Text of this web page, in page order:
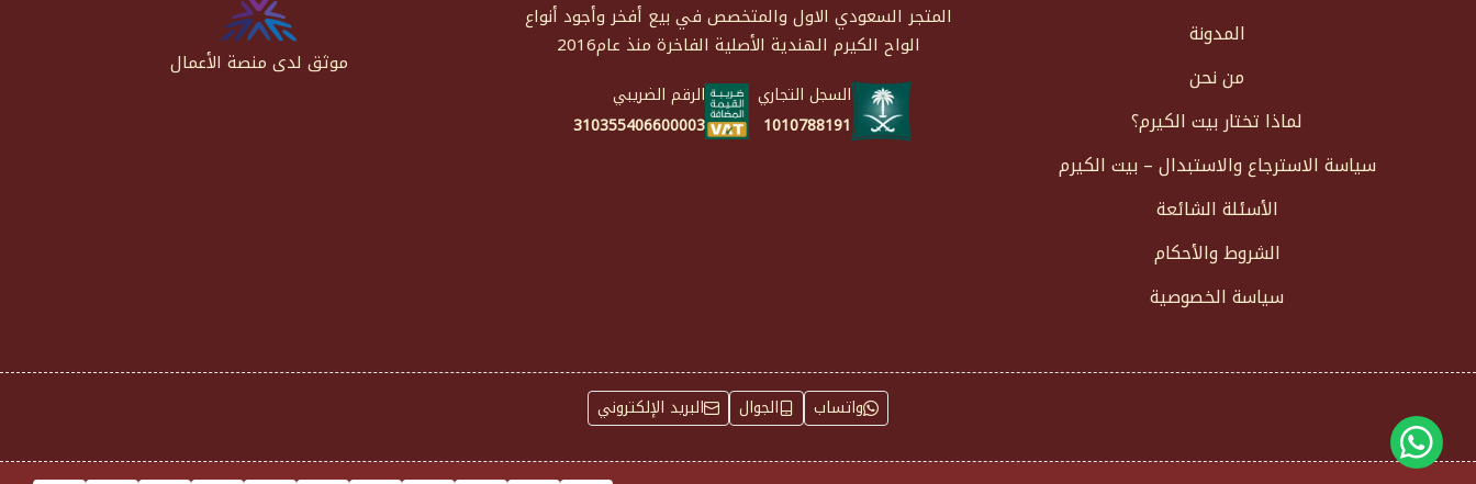
المدونة
من نحن
لماذا تختار بيت الكيرم؟
سياسة الاسترجاع والاستبدال – بيت الكيرم
الأسئلة الشائعة
الشروط والأحكام
سياسة الخصوصية
المتجر السعودي الاول والمتخصص في بيع أفخر وأجود أنواع
الواح الكيرم الهندية الأصلية الفاخرة منذ عام2016
السجل التجاري
1010788191
الرقم الضريبي
310355406600003
موثق لدى منصة الأعمال
واتساب الجوال البريد الإلكتروني